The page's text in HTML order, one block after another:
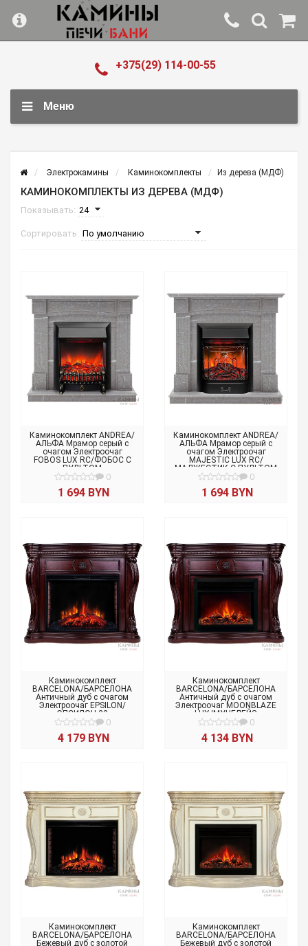
+375(29) 114-00-55
Меню
Электрокамины Каминокомплекты Из дерева (МДФ)
КАМИНОКОМПЛЕКТЫ ИЗ ДЕРЕВА (МДФ)
Показывать:
Сортировать:
Каминокомплект ANDREA/
АЛЬФА Мрамор серый с
очагом Электроочаг
FOBOS LUX RC/ФОБОС С
ПУЛЬТОМ
0
1 694 BYN
Каминокомплект ANDREA/
АЛЬФА Мрамор серый с
очагом Электроочаг
MAJESTIC LUX RC/
МАДЖЕСТИК С ПУЛЬТОМ
0
1 694 BYN
Каминокомплект
BARCELONA/БАРСЕЛОНА
Античный дуб с очагом
Электроочаг EPSILON/
ЭПСИЛОН 33
0
4 179 BYN
Каминокомплект
BARCELONA/БАРСЕЛОНА
Античный дуб с очагом
Электроочаг MOONBLAZE
LUX/МУНБЛЕЙЗ
0
4 134 BYN
Каминокомплект
BARCELONA/БАРСЕЛОНА
Бежевый дуб с золотой
Каминокомплект
BARCELONA/БАРСЕЛОНА
Бежевый дуб с золотой